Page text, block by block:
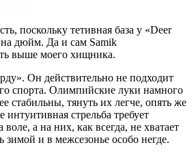
поскольку тетивная база у «Deer
дюйм. Да и сам Samik
выше моего хищника.
Он действительно не подходит
спорта. Олимпийские луки намного
стабильны, тянуть их легче, опять же
стрельба требует
а на них, как всегда, не хватает
зимой и в межсезонье особо негде.